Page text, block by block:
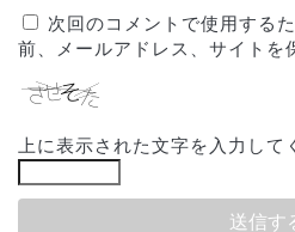
次回のコメントで使用する
前、メールアドレス、サイトを
上に表示された文字を入力して